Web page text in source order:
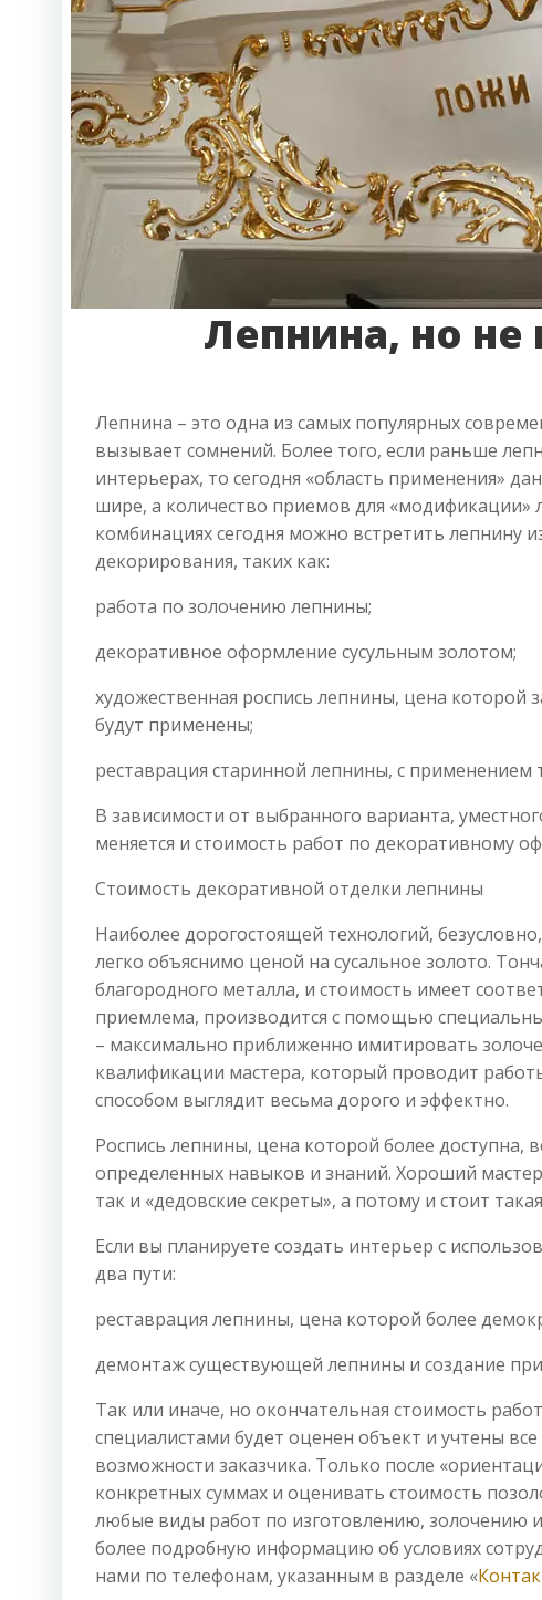
Лепнина, но не
Лепнина – это одна из самых популярных
вызывает сомнений. Более того, если раньше
интерьерах, то сегодня «область применения»
шире, а количество приемов для «модификации»
комбинациях сегодня можно встретить лепнину
декорирования, таких как:
работа по золочению лепнины;
декоративное оформление сусульным золотом;
художественная роспись лепнины, цена которой
будут применены;
реставрация старинной лепнины, с применением
В зависимости от выбранного варианта,
меняется и стоимость работ по декоративному
Стоимость декоративной отделки лепнины
Наиболее дорогостоящей технологий,
легко объяснимо ценой на сусальное золото.
благородного металла, и стоимость имеет
приемлема, производится с помощью
– максимально приближенно имитировать
квалификации мастера, который проводит
способом выглядит весьма дорого и эффектно.
Роспись лепнины, цена которой более доступна,
определенных навыков и знаний. Хороший
так и «дедовские секреты», а потому и стоит
Если вы планируете создать интерьер с
два пути:
реставрация лепнины, цена которой более
демонтаж существующей лепнины и создание
Так или иначе, но окончательная стоимость
специалистами будет оценен объект и учтены
возможности заказчика. Только после
конкретных суммах и оценивать стоимость
любые виды работ по изготовлению, золочению
более подробную информацию об условиях
нами по телефонам, указанным в разделе «